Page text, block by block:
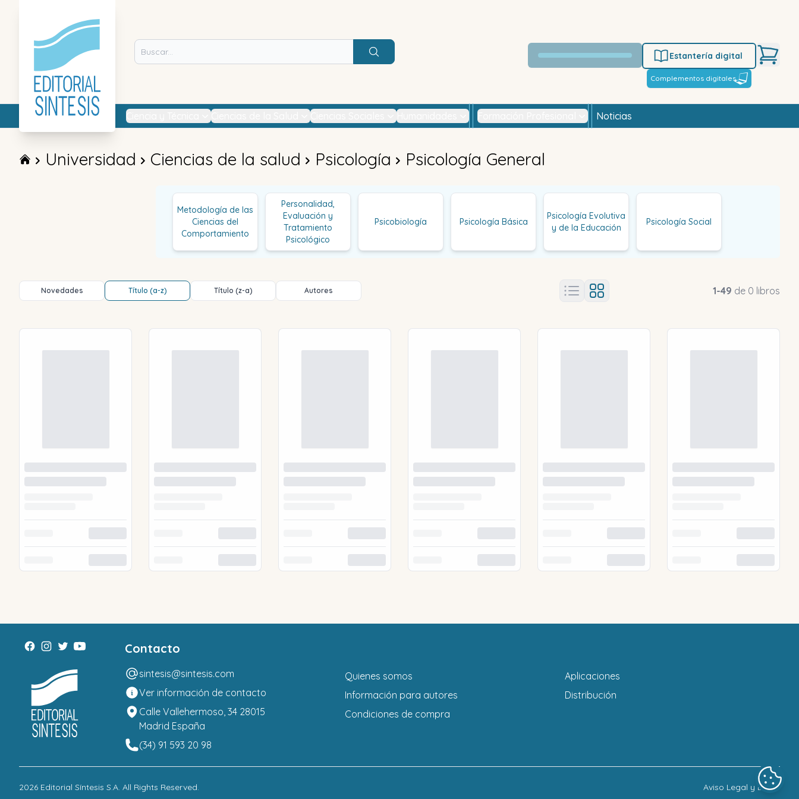
Buscar
Estantería digital
Complementos digitales
Noticias
Universidad Ciencias de la salud Psicología Psicología General
Metodología de las
Ciencias del
Comportamiento
Personalidad,
Evaluación y
Tratamiento
Psicológico
Psicobiología Psicología Básica
Psicología Evolutiva
y de la Educación
Psicología Social
Novedades Título (a-z) Título (z-a) Autores 1-49 de 0 libros
Contacto
sintesis@sintesis.com
Ver información de contacto
Calle Vallehermoso, 34 28015
Madrid España
(34) 91 593 20 98
Quienes somos
Información para autores
Condiciones de compra
Aplicaciones
Distribución
2026 Editorial Síntesis S.A. All Rights Reserved. Aviso Legal y LOPD